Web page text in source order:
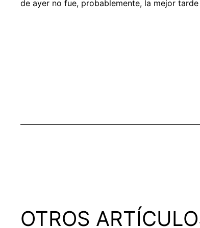
de ayer no fue, probablemente, la mejor
OTROS